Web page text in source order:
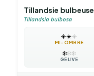
Tillandsie bulbeuse
Tillandsia bulbosa
☀️☀️☀️
MI-OMBRE
❄️❄️❄️
GÉLIVE